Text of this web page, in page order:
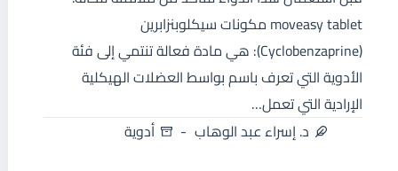
moveasy tablet مكونات سيكلوبنزابرين
(Cyclobenzaprine): هي مادة فعالة تنتمي إلى فئة
الأدوية التي تعرف باسم بواسط العضلات الهيكلية
الإرادية التي تعمل…
د. إسراء عبد الوهاب
أدوية